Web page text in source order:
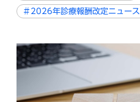
＃2026年診療報酬改定ニュース